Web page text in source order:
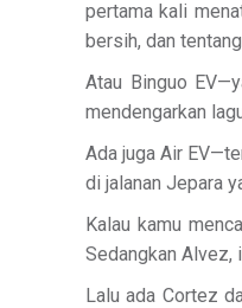
pertama kali
bersih, dan
Atau Binguo
mendengarkan
Ada juga Air
di jalanan Jepara
Kalau kamu
Sedangkan Alvez,
Lalu ada Cortez